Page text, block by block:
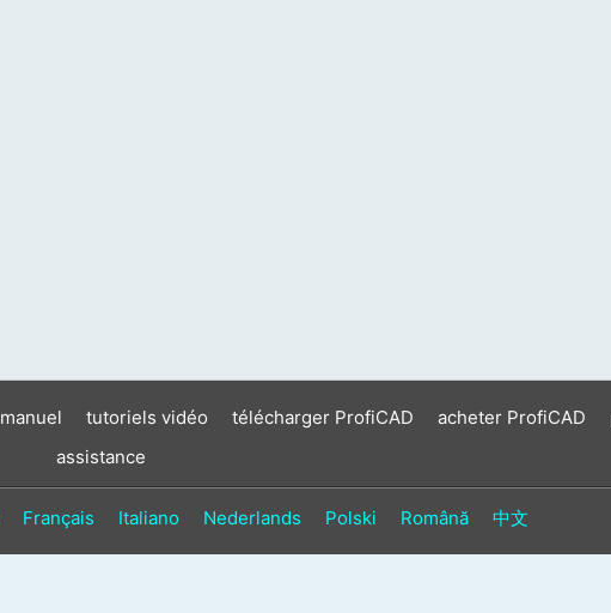
manuel tutoriels vidéo télécharger ProfiCAD acheter ProfiCAD
assistance
Français Italiano Nederlands Polski Română 中文